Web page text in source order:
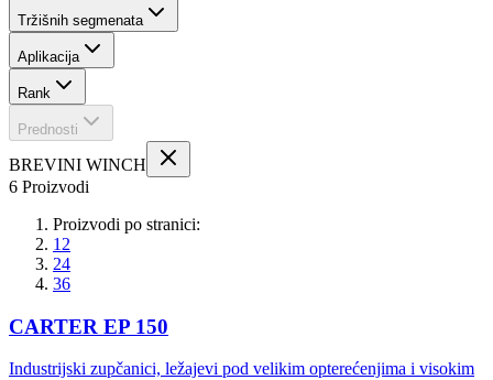
Tržišnih segmenata
Aplikacija
Rank
Prednosti
BREVINI WINCH
6 Proizvodi
Proizvodi po stranici:
12
24
36
CARTER EP 150
Industrijski zupčanici, ležajevi pod velikim opterećenjima i visokim